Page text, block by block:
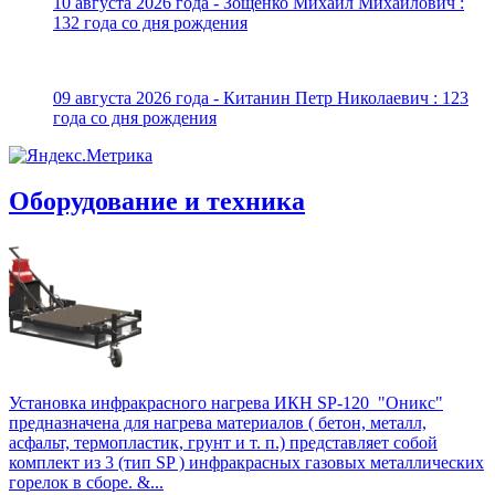
132 года со дня рождения
09 августа 2026 года - Китанин Петр Николаевич : 123
года со дня рождения
Оборудование и техника
Установка инфракрасного нагрева ИКН SP-120 "Оникс"
предназначена для нагрева материалов ( бетон, металл,
асфальт, термопластик, грунт и т. п.) представляет собой
комплект из 3 (тип SP ) инфракрасных газовых металлических
горелок в сборе. &...